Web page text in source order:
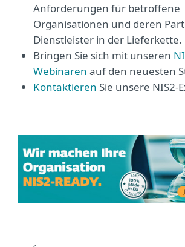
Anforderungen für betroffene
Organisationen und deren
Dienstleister in der Lieferkette.
Bringen Sie sich mit unseren
Webinaren auf den neuesten
Kontaktieren Sie unsere NIS2-